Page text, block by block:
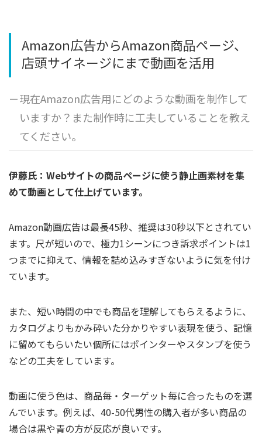
Amazon広告からAmazon商品ページ、
店頭サイネージにまで動画を活用
－現在Amazon広告用にどのような動画を制作して
いますか？また制作時に工夫していることを教え
てください。
伊藤氏：Webサイトの商品ページに使う静止画素材を集
めて動画として仕上げています。
Amazon動画広告は最長45秒、推奨は30秒以下とされてい
ます。尺が短いので、極力1シーンにつき訴求ポイントは1
つまでに抑えて、情報を詰め込みすぎないように気を付け
ています。
また、短い時間の中でも商品を理解してもらえるように、
カタログよりもかみ砕いた分かりやすい表現を使う、記憶
に留めてもらいたい個所にはポインターやスタンプを使う
などの工夫をしています。
動画に使う色は、商品毎・ターゲット毎に合ったものを選
んでいます。例えば、40-50代男性の購入者が多い商品の
場合は黒や青の方が反応が良いです。